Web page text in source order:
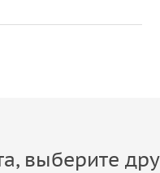
выберите